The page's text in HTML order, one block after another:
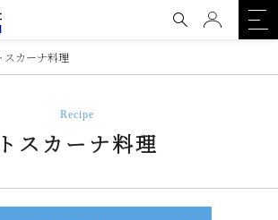
スカーナ料理
Recipe
トスカーナ料理